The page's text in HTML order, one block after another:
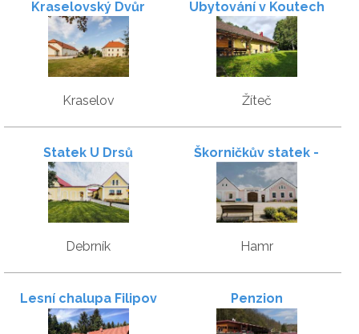
Kraselovský Dvůr
Kraselov
Ubytování v Koutech
Žíteč
Statek U Drsů
Debrník
Škorničkův statek -
apartmány s wellness
Hamr
Lesní chalupa Filipov Penzion